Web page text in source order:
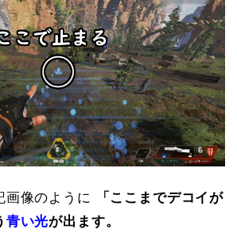
画像のように
「ここまでデコイが
青い光が出ます。